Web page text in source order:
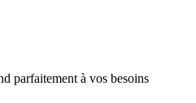
parfaitement à vos besoins